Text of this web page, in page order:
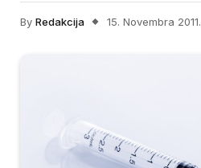
By Redakcija 15. Novembra 2011.